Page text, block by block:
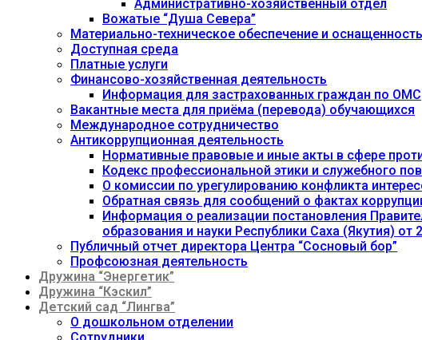
Административно-хозяйственный отдел
Вожатые “Душа Севера”
Материально-техническое обеспечение и
Доступная среда
Платные услуги
Финансово-хозяйственная деятельность
Информация для застрахованных граждан по ОМС
Вакантные места для приёма (перевода) обучающихся
Международное сотрудничество
Антикоррупционная деятельность
Нормативные правовые и иные акты в сфере
Кодекс профессиональной этики и служебного
О комиссии по урегулированию конфликта
Обратная связь для сообщений о фактах
Информация о реализации постановления
образования и науки Республики Саха (Якутия) от
Публичный отчет директора Центра “Сосновый бор”
Профсоюзная деятельность
Дружина “Энергетик”
Дружина “Кэскил”
Детский сад “Лингва”
О дошкольном отделении